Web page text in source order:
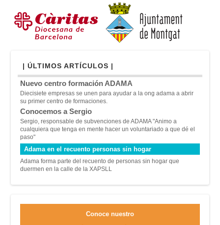
| ÚLTIMOS ARTÍCULOS |
Nuevo centro formación ADAMA
Diecisiete empresas se unen para ayudar a la ong adama a abrir
su primer centro de formaciones.
Conocemos a Sergio
Sergio, responsable de subvenciones de ADAMA "Animo a
cualquiera que tenga en mente hacer un voluntariado a que dé el
paso"
Adama en el recuento personas sin hogar
Adama forma parte del recuento de personas sin hogar que
duermen en la calle de la XAPSLL
Conoce nuestro